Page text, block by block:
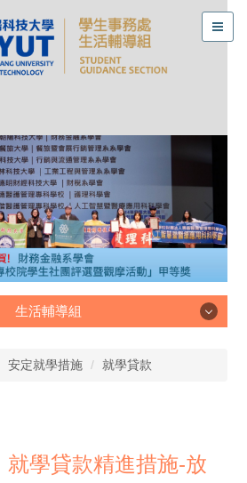
生活輔導組
生活輔導組
安定就學措施 就學貸款
就學貸款精進措施-放